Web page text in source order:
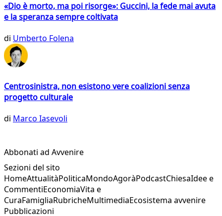
«Dio è morto, ma poi risorge»: Guccini, la fede mai avuta
e la speranza sempre coltivata
di Umberto Folena
Centrosinistra, non esistono vere coalizioni senza
progetto culturale
di Marco Iasevoli
Abbonati ad Avvenire
Sezioni del sito
HomeAttualitàPoliticaMondoAgoràPodcastChiesaIdee e
CommentiEconomiaVita e
CuraFamigliaRubricheMultimediaEcosistema avvenire
Pubblicazioni